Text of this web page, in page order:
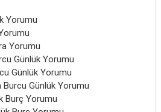
Yorumu
Yorumu
Günlük Yorumu
Günlük Yorumu
Günlük Yorumu
Burç Yorumu